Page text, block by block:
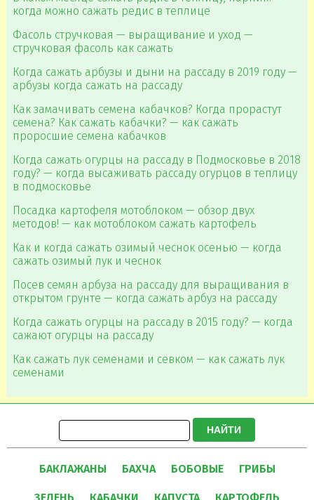
когда можно сажать редис в теплице
Фасоль стручковая — выращивание и уход —
стручковая фасоль как сажать
Когда сажать арбузы и дыни на рассаду в 2019 году —
арбузы когда сажать на рассаду
Как замачивать семена кабачков? Когда прорастут
семена? Как сажать кабачки? — как сажать
проросшие семена кабачков
Когда сажать огурцы на рассаду в Подмосковье в 2018
году? — когда высаживать рассаду огурцов в теплицу
в подмосковье
Посадка картофеля мотоблоком — обзор двух
методов! — как мотоблоком сажать картофель
Как и когда сажать озимый чеснок осенью — когда
сажать озимый лук и чеснок
Посев семян арбуза на рассаду для выращивания в
открытом грунте — когда сажать арбуз на рассаду
Когда сажать огурцы на рассаду в 2015 году? — когда
сажают огурцы на рассаду
Как сажать лук семенами и севком — как сажать лук
семенами
НАЙТИ
БАКЛАЖАНЫ БАХЧА БОБОВЫЕ ГРИБЫ